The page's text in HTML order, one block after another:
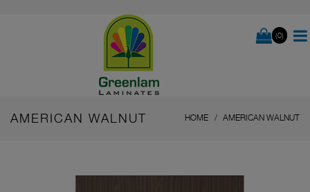
(0)
AMERICAN WALNUT HOME AMERICAN WALNUT